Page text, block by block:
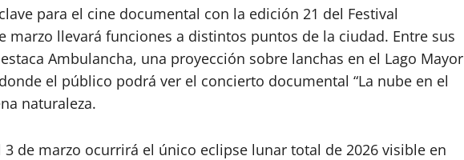
para el cine documental con la edición 21 del Festival
marzo llevará funciones a distintos puntos de la ciudad. Entre sus
Ambulancha, una proyección sobre lanchas en el Lago Mayor
el público podrá ver el concierto documental “La nube en el
naturaleza.
de marzo ocurrirá el único eclipse lunar total de 2026 visible en